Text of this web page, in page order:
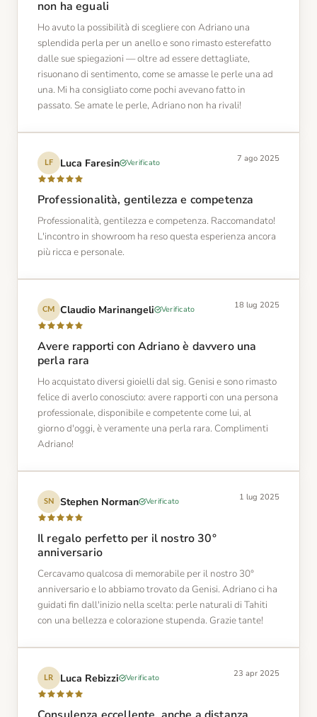
non ha eguali
Ho avuto la possibilità di scegliere con Adriano una
splendida perla per un anello e sono rimasto esterefatto
dalle sue spiegazioni — oltre ad essere dettagliate,
risuonano di sentimento, come se amasse le perle una ad
una. Mi ha consigliato come pochi avevano fatto in
passato. Se amate le perle, Adriano non ha rivali!
LF Luca Faresin Verificato 7 ago 2025
Professionalità, gentilezza e competenza
Professionalità, gentilezza e competenza. Raccomandato!
L'incontro in showroom ha reso questa esperienza ancora
più ricca e personale.
CM Claudio Marinangeli Verificato 18 lug 2025
Avere rapporti con Adriano è davvero una
perla rara
Ho acquistato diversi gioielli dal sig. Genisi e sono rimasto
felice di averlo conosciuto: avere rapporti con una persona
professionale, disponibile e competente come lui, al
giorno d'oggi, è veramente una perla rara. Complimenti
Adriano!
SN Stephen Norman Verificato 1 lug 2025
Il regalo perfetto per il nostro 30°
anniversario
Cercavamo qualcosa di memorabile per il nostro 30°
anniversario e lo abbiamo trovato da Genisi. Adriano ci ha
guidati fin dall'inizio nella scelta: perle naturali di Tahiti
con una bellezza e colorazione stupenda. Grazie tante!
LR Luca Rebizzi Verificato 23 apr 2025